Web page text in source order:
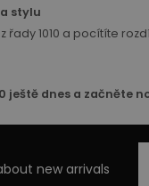
stylu
řady 1010 a pocítíte
ještě dnes a začněte
new arrivals